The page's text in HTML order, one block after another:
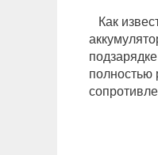
Как
полностью